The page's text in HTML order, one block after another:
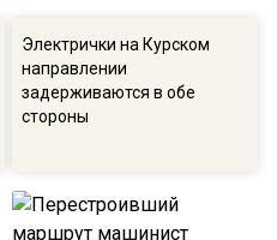
Электрички на Курском
направлении
задерживаются в обе
стороны